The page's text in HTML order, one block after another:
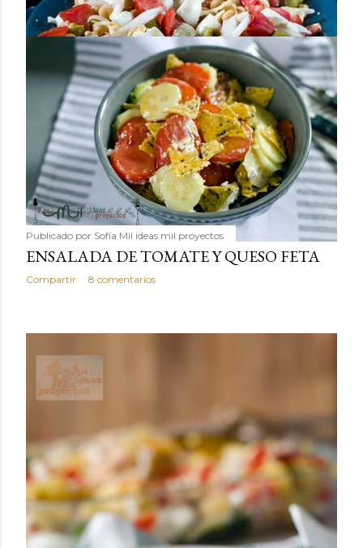
Publicado por Sofía Mil ideas mil proyectos
ENSALADA DE GARBANZOS
Compartir 2 comentarios
Publicado por Sofía Mil ideas mil proyectos
ENSALADA DE TOMATE Y QUESO FETA
Compartir 8 comentarios